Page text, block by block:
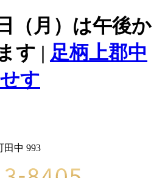
（月）は午後か
す | 足柄上郡中
す
田中 993